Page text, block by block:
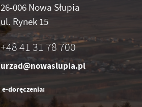
26-006 Nowa Słupia
ul. Rynek 15
+48 41 31 78 700
urzad@nowaslupia.pl
e-doręczenia: